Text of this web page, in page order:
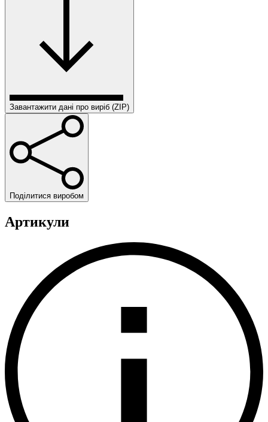
Завантажити дані про виріб (ZIP)
Поділитися виробом
Артикули